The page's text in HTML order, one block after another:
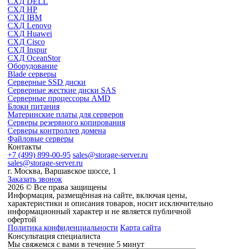
СХД HP
СХД IBM
СХД Lenovo
СХД Huawei
СХД Cisco
СХД Inspur
СХД OceanStor
Оборудование
Blade серверы
Серверные SSD диски
Cерверные жесткие диски SAS
Серверные процессоры AMD
Блоки питания
Материнские платы для серверов
Серверы резервного копирования
Серверы контроллер домена
Файловые серверы
Контакты
+7 (499) 899-00-95 sales@storage-server.ru
sales@storage-server.ru
г. Москва, Варшавское шоссе, 1
Заказать звонок
2026 © Все права защищены
Информация, размещённая на сайте, включая цены,
характеристики и описания товаров, носит исключительно
информационный характер и не является публичной
офертой
Политика конфиденциальности Карта сайта
Консультация специалиста
Мы свяжемся с вами в течение 5 минут